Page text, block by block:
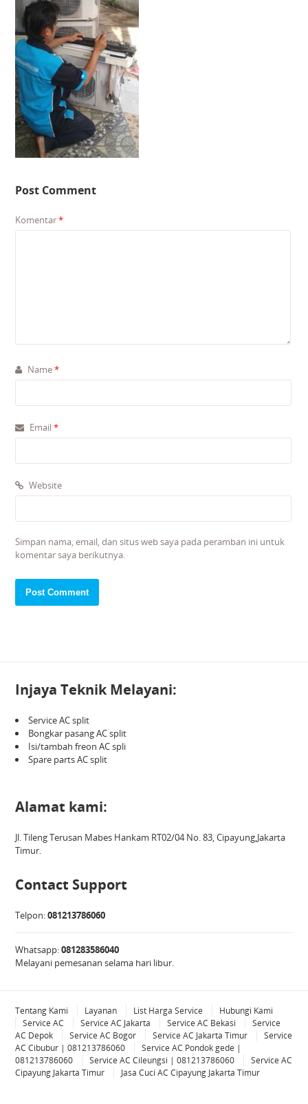
Post Comment
Komentar*
Name*
Email*
Website
Simpan nama, email, dan situs web saya pada peramban ini untuk
komentar saya berikutnya.
Injaya Teknik Melayani:
Service AC split
Bongkar pasang AC split
Isi/tambah freon AC spli
Spare parts AC split
Alamat kami:
Jl. Tileng Terusan Mabes Hankam RT02/04 No. 83, Cipayung,Jakarta
Timur.
Contact Support
Telpon:081213786060
Whatsapp:081283586040
Melayani pemesanan selama hari libur.
Tentang Kami Layanan List Harga Service
Hubungi Kami
Service AC
Service AC Jakarta Service AC Bekasi
Service
AC Depok
Service AC Bogor Service AC Jakarta Timur
Service
AC Cibubur | 081213786060
Service AC Pondok gede |
081213786060
Service AC Cileungsi | 081213786060
Service AC
Cipayung Jakarta Timur
Jasa Cuci AC Cipayung Jakarta Timur